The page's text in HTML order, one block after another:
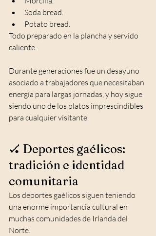
Soda bread.
Potato bread.
Todo preparado en la plancha y servido
caliente.
Durante generaciones fue un desayuno
asociado a trabajadores que necesitaban
energía para largas jornadas, y hoy sigue
siendo uno de los platos imprescindibles
para cualquier visitante.
🏑 Deportes gaélicos:
tradición e identidad
comunitaria
Los deportes gaélicos siguen teniendo
una enorme importancia cultural en
muchas comunidades de Irlanda del
Norte.